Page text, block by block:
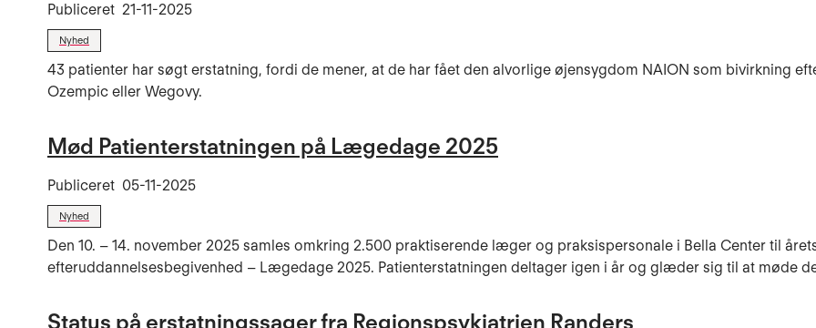
Publiceret 21-11-2025
Nyhed
43 patienter har søgt erstatning, fordi de mener, at de har fået den alvorlige øjensygdom NAION som bivirkning
Ozempic eller Wegovy.
Mød Patienterstatningen på Lægedage 2025
Publiceret 05-11-2025
Nyhed
Den 10. – 14. november 2025 samles omkring 2.500 praktiserende læger og praksispersonale i Bella Center til
efteruddannelsesbegivenhed – Lægedage 2025. Patienterstatningen deltager igen i år og glæder sig til at møde
Status på erstatningssager fra Regionspsykiatrien Randers